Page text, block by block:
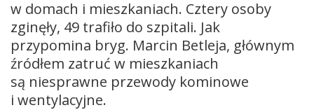
w domach i mieszkaniach. Cztery osoby
zginęły, 49 trafiło do szpitali. Jak
przypomina bryg. Marcin Betleja, głównym
źródłem zatruć w mieszkaniach
są niesprawne przewody kominowe
i wentylacyjne.